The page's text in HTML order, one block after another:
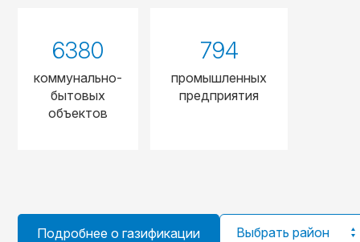
6380
коммунально-
бытовых
объектов
794
промышленных
предприятия
Подробнее о газификации Выбрать район